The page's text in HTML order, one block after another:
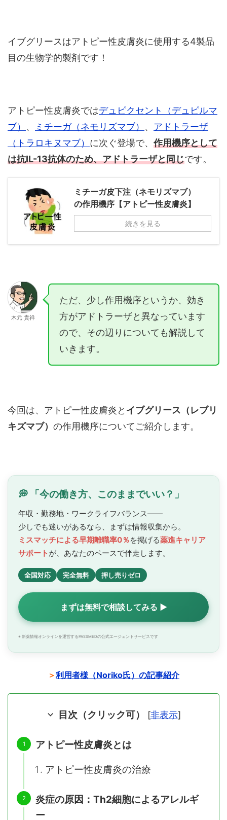
イブグリースはアトピー性皮膚炎に使用する4製品
目の生物学的製剤です！
アトピー性皮膚炎ではデュピクセント（デュピルマ
ブ） 、 ミチーガ（ネモリズマブ） 、 アドトラーザ
（トラロキヌマブ） に次ぐ登場で、 作用機序として
は抗IL-13抗体のため、アドトラーザと同じです。
ミチーガ皮下注（ネモリズマブ）
の作用機序【アトピー性皮膚炎】
続きを見る
木元 貴祥
ただ、少し作用機序というか、効き
方がアドトラーザと異なっています
ので、その辺りについても解説して
いきます。
今回は、アトピー性皮膚炎と イブグリース（レブリ
キズマブ） の作用機序についてご紹介します。
💭 「今の働き方、このままでいい？」
年収・勤務地・ワークライフバランス——
少しでも迷いがあるなら、まずは情報収集から。
ミスマッチによる早期離職率0％を掲げる薬進キャリア
サポート が、あなたのペースで伴走します。
全国対応 完全無料 押し売りゼロ
まずは無料で相談してみる ▶
※ 新薬情報オンラインを運営するPASSMEDの公式エージェントサービスです
＞利用者様（Noriko氏）の記事紹介
目次（クリック可） [非表示]
アトピー性皮膚炎とは
アトピー性皮膚炎の治療
炎症の原因：Th2細胞によるアレルギ
ー